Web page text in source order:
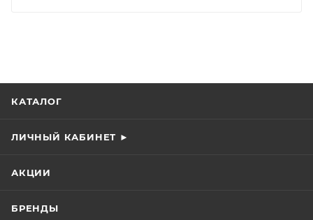
КАТАЛОГ
ЛИЧНЫЙ КАБИНЕТ ►
АКЦИИ
БРЕНДЫ